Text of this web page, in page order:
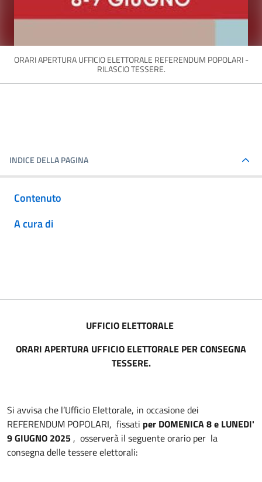
ORARI APERTURA UFFICIO ELETTORALE REFERENDUM POPOLARI -
RILASCIO TESSERE.
INDICE DELLA PAGINA
Contenuto
A cura di
UFFICIO ELETTORALE
ORARI APERTURA UFFICIO ELETTORALE PER CONSEGNA
TESSERE.
Si avvisa che l’Ufficio Elettorale, in occasione dei
REFERENDUM POPOLARI, fissati per DOMENICA 8 e LUNEDI'
9 GIUGNO 2025, osserverà il seguente orario per la
consegna delle tessere elettorali: